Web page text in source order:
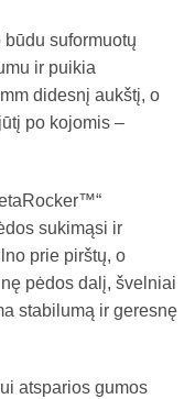
suformuotų
ir puikia
didesnį aukštį, o
po kojomis –
sukimąsi ir
prie pirštų, o
pėdos dalį, švelniai
stabilumą ir geresnę
atsparios gumos